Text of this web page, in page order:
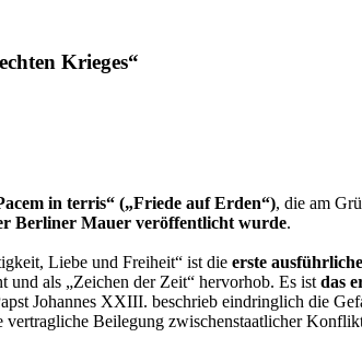
Krieges“
in terris“ („Friede auf Erden“), die am
Berliner Mauer veröffentlicht wurde.
Liebe und Freiheit“ ist die erste
und als „Zeichen der Zeit“ hervorhob. Es ist das
Johannes XXIII. beschrieb eindringlich die
Beilegung zwischenstaatlicher